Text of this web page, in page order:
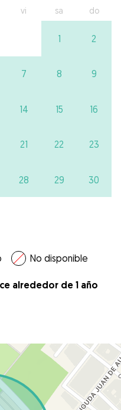
vi sa do
1 2
7 8 9
14 15 16
21 22 23
28 29 30
No disponible
alrededor de 1 año